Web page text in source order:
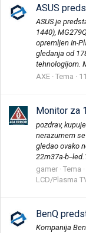
ASUS
ASUS je
1440),
opremljen In-
gledanja od
tehnologijom.
AXE Tema
Monitor za
pozdrav,
nerazumem
gledao ovako
22m37a-b--
gamer Tema
LCD/Plasma
BenQ
Kompanija